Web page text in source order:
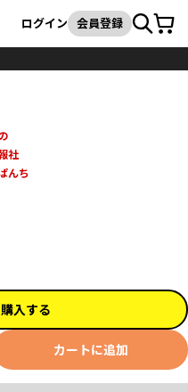
検索
ログイン 会員登録カート
社
んち
入する
カートに追加